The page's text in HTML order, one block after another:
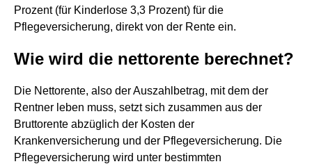
Prozent (für Kinderlose 3,3 Prozent) für die
Pflegeversicherung, direkt von der Rente ein.
Wie wird die nettorente berechnet?
Die Nettorente, also der Auszahlbetrag, mit dem der
Rentner leben muss, setzt sich zusammen aus der
Bruttorente abzüglich der Kosten der
Krankenversicherung und der Pflegeversicherung. Die
Pflegeversicherung wird unter bestimmten